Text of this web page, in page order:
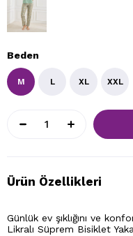
Beden
M L XL XXL
Ürün Özellikleri
Günlük ev şıklığını ve
Likralı Süprem Bisiklet